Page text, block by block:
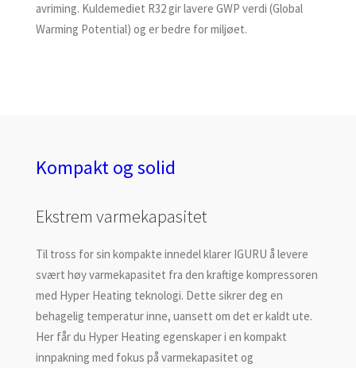
avriming. Kuldemediet R32 gir lavere GWP verdi (Global
Warming Potential) og er bedre for miljøet.
Kompakt og solid
Ekstrem varmekapasitet
Til tross for sin kompakte innedel klarer IGURU å levere
svært høy varmekapasitet fra den kraftige kompressoren
med Hyper Heating teknologi. Dette sikrer deg en
behagelig temperatur inne, uansett om det er kaldt ute.
Her får du Hyper Heating egenskaper i en kompakt
innpakning med fokus på varmekapasitet og